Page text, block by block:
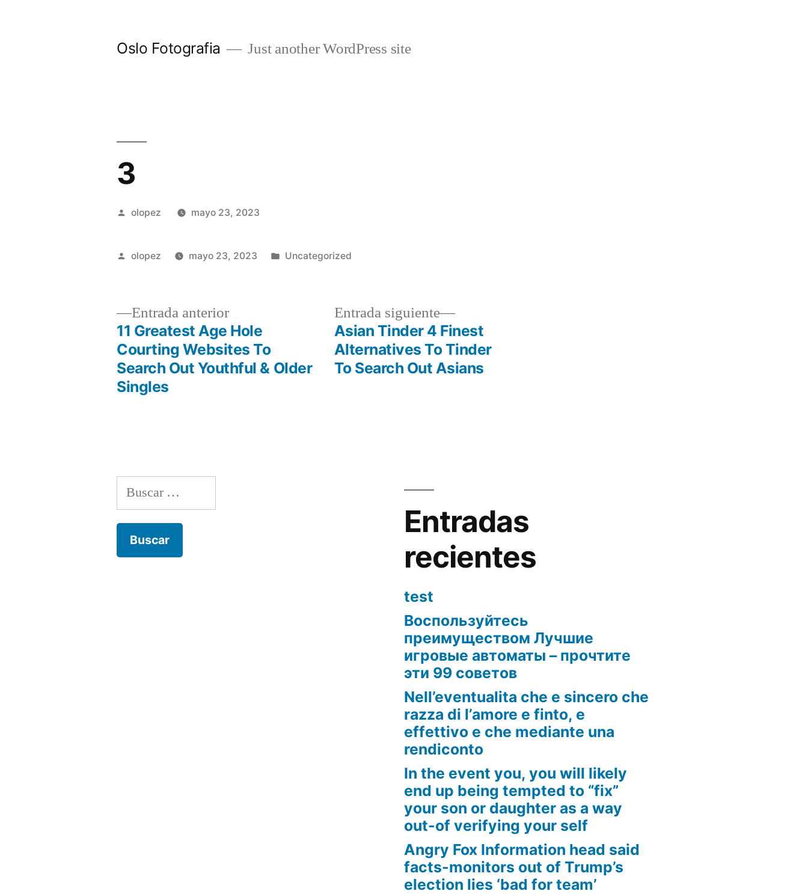
Oslo Fotografia Just another WordPress site
3
Publicada
olopez mayo 23, 2023
Publicada
olopez mayo 23, 2023
Publicada
Uncategorized
Navegación
Entrada anteriorEntrada
anterior:
11 Greatest Age Hole
Courting Websites To
Search Out Youthful & Older
Singles
Entrada siguiente
Siguiente
entrada:
Asian Tinder 4 Finest
Alternatives To Tinder
To Search Out Asians
Buscar:
Entradas
recientes
test
Воспользуйтесь
преимуществом Лучшие
игровые автоматы – прочтите
эти 99 советов
Nell’eventualita che e sincero che
razza di l’amore e finto, e
effettivo e che mediante una
rendiconto
In the event you, you will likely
end up being tempted to “fix”
your son or daughter as a way
out-of verifying your self
Angry Fox Information head said
facts-monitors out of Trump’s
election lies ‘bad for team’